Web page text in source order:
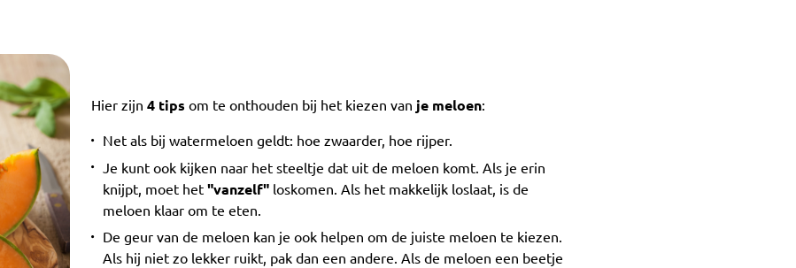
Hier zijn 4 tips om te onthouden bij het kiezen van je meloen:
Net als bij watermeloen geldt: hoe zwaarder, hoe rijper.
Je kunt ook kijken naar het steeltje dat uit de meloen komt. Als je erin
knijpt, moet het "vanzelf"loskomen. Als het makkelijk loslaat, is de
meloen klaar om te eten.
De geur van de meloen kan je ook helpen om de juiste meloen te kiezen.
Als hij niet zo lekker ruikt, pak dan een andere. Als de meloen een beetje